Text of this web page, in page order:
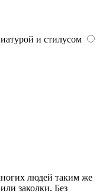
и стилусом
людей таким же
заколки. Без